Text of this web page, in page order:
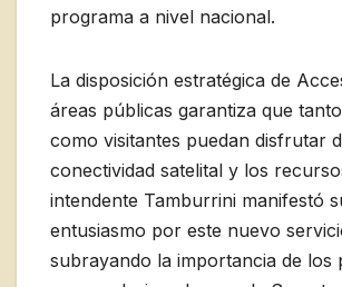
programa a nivel nacional.
La disposición estratégica de
áreas públicas garantiza que
como visitantes puedan disfrutar
conectividad satelital y los
intendente Tamburrini manifestó
entusiasmo por este nuevo
subrayando la importancia de los